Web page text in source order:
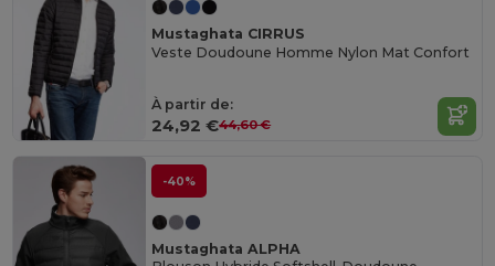
Mustaghata CIRRUS
Veste Doudoune Homme Nylon Mat Confort
À partir de:
24,92 €44,60 €
-40%
Mustaghata ALPHA